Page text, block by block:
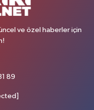
ve özel haberler için
89